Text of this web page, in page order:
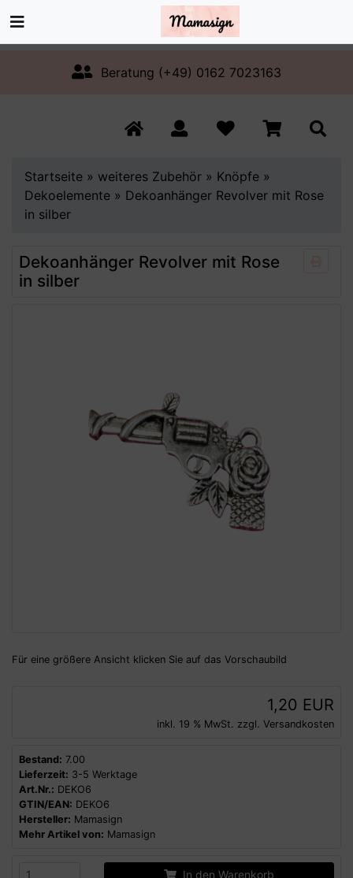
Beratung (+49) 0162 7023163
Startseite » weiteres Zubehör » Knöpfe »
Dekoelemente » Dekoanhänger Revolver mit Rose
in silber
Dekoanhänger Revolver mit Rose
in silber
Für eine größere Ansicht klicken Sie auf das Vorschaubild
1,20 EUR
inkl. 19 % MwSt. zzgl. Versandkosten
Bestand: 7.00
Lieferzeit: 3-5 Werktage
Art.Nr.: DEKO6
GTIN/EAN: DEKO6
Hersteller: Mamasign
Mehr Artikel von: Mamasign
In den Warenkorb